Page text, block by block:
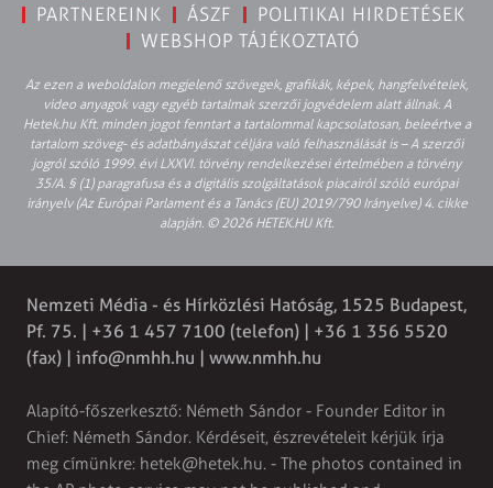
PARTNEREINK
ÁSZF
POLITIKAI HIRDETÉSEK
WEBSHOP TÁJÉKOZTATÓ
Az ezen a weboldalon megjelenő szövegek, grafikák, képek, hangfelvételek,
video anyagok vagy egyéb tartalmak szerzői jogvédelem alatt állnak. A
Hetek.hu Kft. minden jogot fenntart a tartalommal kapcsolatosan, beleértve a
tartalom szöveg- és adatbányászat céljára való felhasználását is – A szerzői
jogról szóló 1999. évi LXXVI. törvény rendelkezései értelmében a törvény
35/A. § (1) paragrafusa és a digitális szolgáltatások piacairól szóló európai
irányelv (Az Európai Parlament és a Tanács (EU) 2019/790 Irányelve) 4. cikke
alapján. © 2026 HETEK.HU Kft.
Nemzeti Média - és Hírközlési Hatóság, 1525 Budapest,
Pf. 75. | +36 1 457 7100 (telefon) | +36 1 356 5520
(fax) | info@nmhh.hu | www.nmhh.hu
Alapító-főszerkesztő: Németh Sándor - Founder Editor in
Chief: Németh Sándor. Kérdéseit, észrevételeit kérjük írja
meg címünkre: hetek@hetek.hu. - The photos contained in